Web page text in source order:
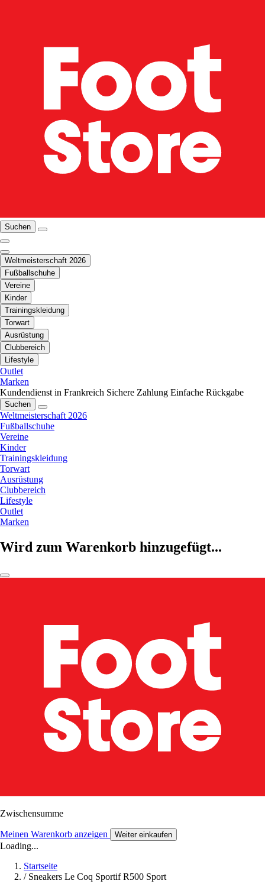
Suchen
Weltmeisterschaft 2026
Fußballschuhe
Vereine
Kinder
Trainingskleidung
Torwart
Ausrüstung
Clubbereich
Lifestyle
Outlet
Marken
Kundendienst in Frankreich Sichere Zahlung Einfache Rückgabe
Suchen
Weltmeisterschaft 2026
Fußballschuhe
Vereine
Kinder
Trainingskleidung
Torwart
Ausrüstung
Clubbereich
Lifestyle
Outlet
Marken
Wird zum Warenkorb hinzugefügt...
Zwischensumme
Meinen Warenkorb anzeigen Weiter einkaufen
Loading...
Startseite
/ Sneakers Le Coq Sportif R500 Sport